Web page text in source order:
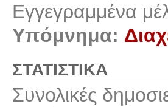
Εγγεγραμμένα
Υπόμνημα:
ΣΤΑΤΙΣΤΙΚΆ
Συνολικές